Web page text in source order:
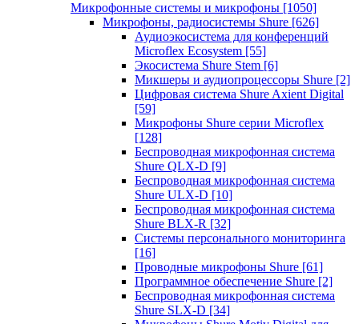
Микрофонные системы и микрофоны [1050]
Микрофоны, радиосистемы Shure [626]
Аудиоэкосистема для конференций
Microflex Ecosystem [55]
Экосистема Shure Stem [6]
Микшеры и аудиопроцессоры Shure [2]
Цифровая система Shure Axient Digital
[59]
Микрофоны Shure серии Microflex
[128]
Беспроводная микрофонная система
Shure QLX-D [9]
Беспроводная микрофонная система
Shure ULX-D [10]
Беспроводная микрофонная система
Shure BLX-R [32]
Системы персонального мониторинга
[16]
Проводные микрофоны Shure [61]
Программное обеспечение Shure [2]
Беспроводная микрофонная система
Shure SLX-D [34]